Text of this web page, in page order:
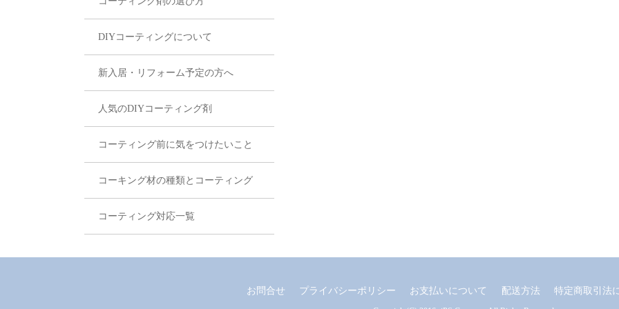
DIYコーティングについて
新入居・リフォーム予定の方へ
人気のDIYコーティング剤
コーティング前に気をつけたいこと
コーキング材の種類とコーティング
コーティング対応一覧
お問合せ プライバシーポリシー お支払いについて 配送方法 特定商取引法